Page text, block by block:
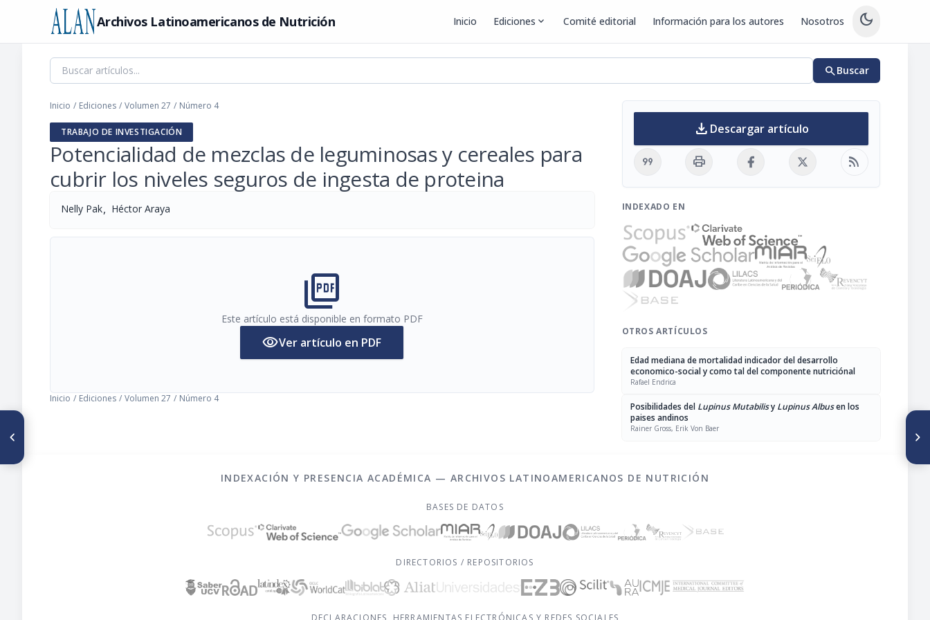
Archivos Latinoamericanos de Nutrición Inicio Ediciones expand_more Comité editorial Información para los autores Nosotros dark_mode
searchBuscar
Inicio / Ediciones / Volumen 27 / Número 4
TRABAJO DE INVESTIGACIÓN
Potencialidad de mezclas de leguminosas y cereales para
cubrir los niveles seguros de ingesta de proteina
Nelly Pak, Héctor Araya
picture_as_pdf
Este artículo está disponible en formato PDF
visibilityVer artículo en PDF
Inicio / Ediciones / Volumen 27 / Número 4
download Descargar artículo
format_quote print rss_feed
INDEXADO EN
OTROS ARTÍCULOS
Edad mediana de mortalidad indicador del desarrollo
economico-social y como tal del componente nutriciónal
Rafael Endrica
Posibilidades del Lupinus Mutabilisy Lupinus Albusen los
paises andinos
Rainer Gross, Erik Von Baer
INDEXACIÓN Y PRESENCIA ACADÉMICA — ARCHIVOS LATINOAMERICANOS DE NUTRICIÓN
BASES DE DATOS
DIRECTORIOS / REPOSITORIOS
DECLARACIONES, HERRAMIENTAS ELECTRÓNICAS Y REDES SOCIALES